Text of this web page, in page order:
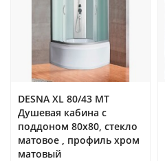
DESNA XL 80/43 MT
Душевая кабина с
поддоном 80х80, стекло
матовое , профиль хром
матовый